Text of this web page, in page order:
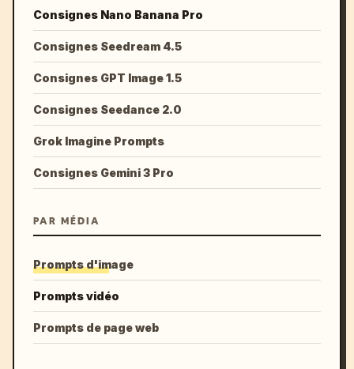
Consignes Nano Banana Pro
Consignes Seedream 4.5
Consignes GPT Image 1.5
Consignes Seedance 2.0
Grok Imagine Prompts
Consignes Gemini 3 Pro
PAR MÉDIA
Prompts d'image
Prompts vidéo
Prompts de page web